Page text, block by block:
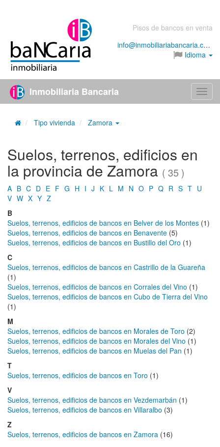
Pisos de bancos en venta
info@inmobiliariabancaria.com
Idioma
Menú
Inmobiliaria Bancaria
Tipo vivienda Zamora
Suelos, terrenos, edificios en
la provincia de Zamora ( 35 )
A B C D E F G H I J K L M N O P Q R S T U
V W X Y Z
B
Suelos, terrenos, edificios de bancos en Belver de los Montes (1)
Suelos, terrenos, edificios de bancos en Benavente (5)
Suelos, terrenos, edificios de bancos en Bustillo del Oro (1)
C
Suelos, terrenos, edificios de bancos en Castrillo de la Guareña
(1)
Suelos, terrenos, edificios de bancos en Corrales del Vino (1)
Suelos, terrenos, edificios de bancos en Cubo de Tierra del Vino
(1)
M
Suelos, terrenos, edificios de bancos en Morales de Toro (2)
Suelos, terrenos, edificios de bancos en Morales del Vino (1)
Suelos, terrenos, edificios de bancos en Muelas del Pan (1)
T
Suelos, terrenos, edificios de bancos en Toro (1)
V
Suelos, terrenos, edificios de bancos en Vezdemarbán (1)
Suelos, terrenos, edificios de bancos en Villaralbo (3)
Z
Suelos, terrenos, edificios de bancos en Zamora (16)